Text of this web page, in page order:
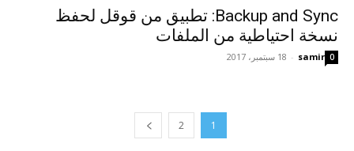
Backup and Sync: تطبيق من قوقل لحفظ
نسخة احتياطية من الملفات
samir
- 18 سبتمبر، 2017 0
1
2